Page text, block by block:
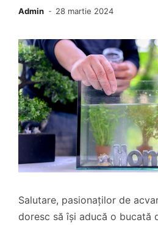
Admin 28 martie 2024
Salutare, pasionaților de
doresc să își aducă o bucată